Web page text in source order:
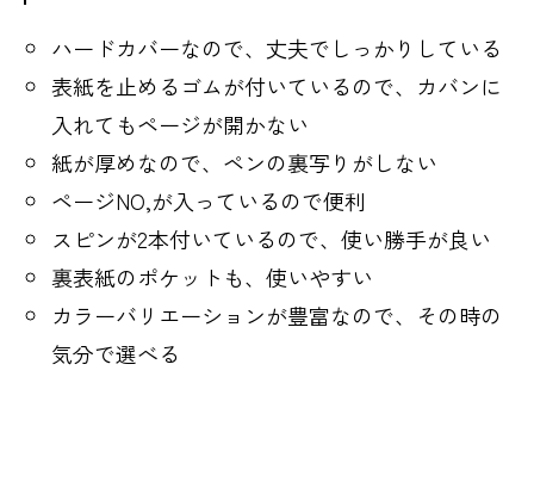
ハードカバーなので、丈夫でしっかりしている
表紙を止めるゴムが付いているので、カバンに
入れてもページが開かない
紙が厚めなので、ペンの裏写りがしない
ページNO,が入っているので便利
スピンが2本付いているので、使い勝手が良い
裏表紙のポケットも、使いやすい
カラーバリエーションが豊富なので、その時の
気分で選べる